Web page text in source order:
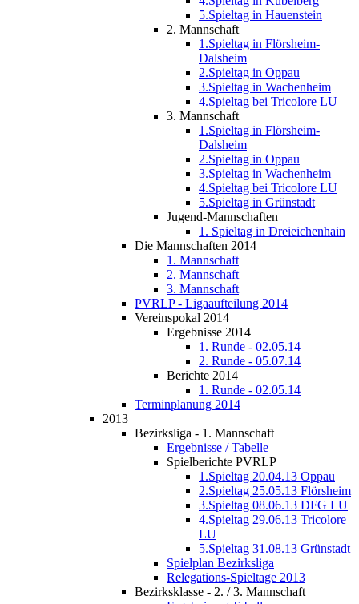
5.Spieltag in Hauenstein
2. Mannschaft
1.Spieltag in Flörsheim-
Dalsheim
2.Spieltag in Oppau
3.Spieltag in Wachenheim
4.Spieltag bei Tricolore LU
3. Mannschaft
1.Spieltag in Flörsheim-
Dalsheim
2.Spieltag in Oppau
3.Spieltag in Wachenheim
4.Spieltag bei Tricolore LU
5.Spieltag in Grünstadt
Jugend-Mannschaften
1. Spieltag in Dreieichenhain
Die Mannschaften 2014
1. Mannschaft
2. Mannschaft
3. Mannschaft
PVRLP - Ligaaufteilung 2014
Vereinspokal 2014
Ergebnisse 2014
1. Runde - 02.05.14
2. Runde - 05.07.14
Berichte 2014
1. Runde - 02.05.14
Terminplanung 2014
2013
Bezirksliga - 1. Mannschaft
Ergebnisse / Tabelle
Spielberichte PVRLP
1.Spieltag 20.04.13 Oppau
2.Spieltag 25.05.13 Flörsheim
3.Spieltag 08.06.13 DFG LU
4.Spieltag 29.06.13 Tricolore
LU
5.Spieltag 31.08.13 Grünstadt
Spielplan Bezirksliga
Relegations-Spieltage 2013
Bezirksklasse - 2. / 3. Mannschaft